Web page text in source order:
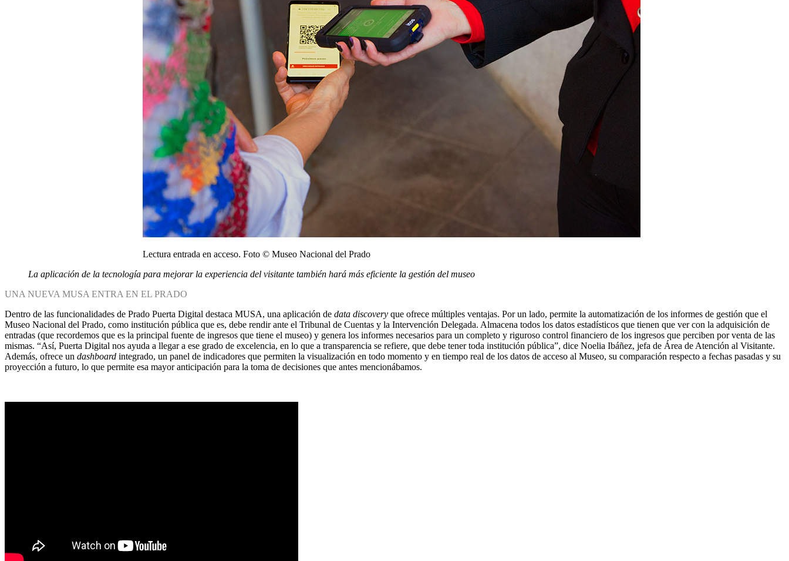
Lectura entrada en acceso. Foto © Museo Nacional del Prado
La aplicación de la tecnología para mejorar la experiencia del visitante también hará más eficiente la gestión del museo
UNA NUEVA MUSA ENTRA EN EL PRADO
Dentro de las funcionalidades de Prado Puerta Digital destaca MUSA, una aplicación de data discovery que ofrece múltiples ventajas. Por un lado, permite la automatización de los informes de gestión que el
Museo Nacional del Prado, como institución pública que es, debe rendir ante el Tribunal de Cuentas y la Intervención Delegada. Almacena todos los datos estadísticos que tienen que ver con la adquisición de
entradas (que recordemos que es la principal fuente de ingresos que tiene el museo) y genera los informes necesarios para un completo y riguroso control financiero de los ingresos que perciben por venta de las
mismas. “Así, Puerta Digital nos ayuda a llegar a ese grado de excelencia, en lo que a transparencia se refiere, que debe tener toda institución pública”, dice Noelia Ibáñez, jefa de Área de Atención al Visitante.
Además, ofrece un dashboard integrado, un panel de indicadores que permiten la visualización en todo momento y en tiempo real de los datos de acceso al Museo, su comparación respecto a fechas pasadas y su
proyección a futuro, lo que permite esa mayor anticipación para la toma de decisiones que antes mencionábamos.